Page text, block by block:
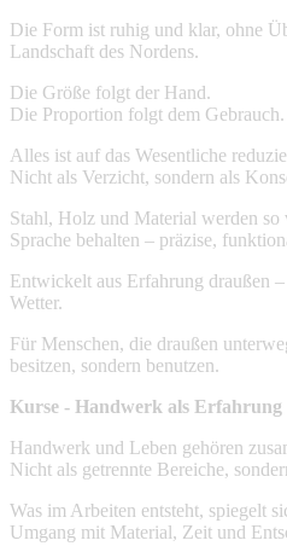
Die Form ist ruhig und klar, ohne
Landschaft des Nordens.
Die Größe folgt der Hand.
Die Proportion folgt dem Gebrauch.
Alles ist auf das Wesentliche
Nicht als Verzicht, sondern als
Stahl, Holz und Material werden so
Sprache behalten – präzise,
Entwickelt aus Erfahrung draußen
Wetter.
Für Menschen, die draußen
besitzen, sondern benutzen.
Kurse - Handwerk als Erfahrung
Handwerk und Leben gehören
Nicht als getrennte Bereiche,
Was im Arbeiten entsteht, spiegelt
Umgang mit Material, Zeit und